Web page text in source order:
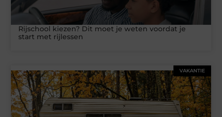
Rijschool kiezen? Dit moet je weten voordat je
start met rijlessen
VAKANTIE